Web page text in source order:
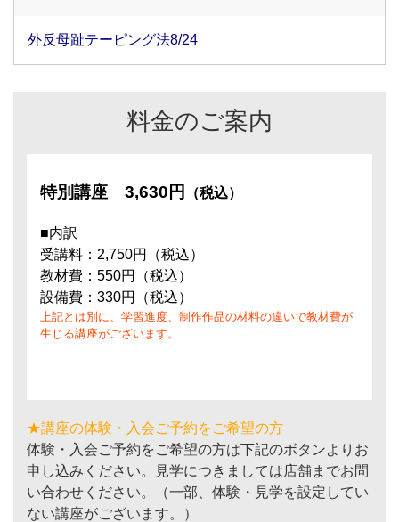
外反母趾テーピング法8/24
料金のご案内
特別講座 3,630円 （税込）
■内訳
受講料：2,750円（税込）
教材費：550円（税込）
設備費：330円（税込）
上記とは別に、学習進度、制作作品の材料の違いで教材費が
生じる講座がございます。
★講座の体験・入会ご予約をご希望の方
体験・入会ご予約をご希望の方は下記のボタンよりお
申し込みください。見学につきましては店舗までお問
い合わせください。（一部、体験・見学を設定してい
ない講座がございます。）